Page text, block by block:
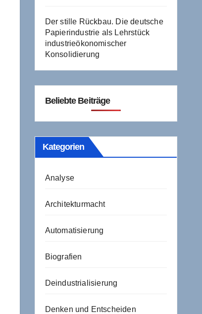
Der stille Rückbau. Die deutsche
Papierindustrie als Lehrstück
industrieökonomischer
Konsolidierung
Beliebte Beiträge
Kategorien
Analyse
Architekturmacht
Automatisierung
Biografien
Deindustrialisierung
Denken und Entscheiden